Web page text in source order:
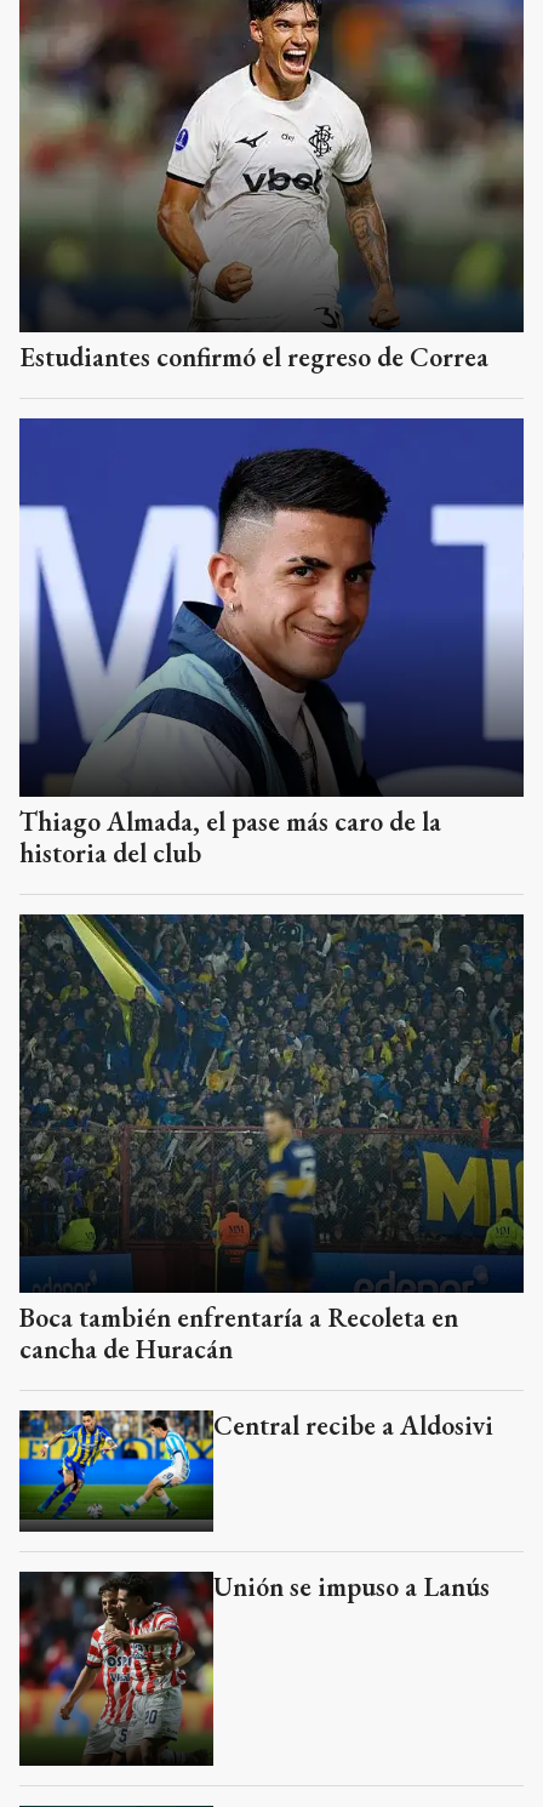
Estudiantes confirmó el regreso de Correa
Thiago Almada, el pase más caro de la
historia del club
Boca también enfrentaría a Recoleta en
cancha de Huracán
Central recibe a Aldosivi
Unión se impuso a Lanús